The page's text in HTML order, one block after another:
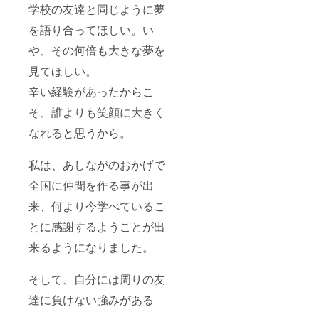
学校の友達と同じように夢
を語り合ってほしい。い
や、その何倍も大きな夢を
見てほしい。
辛い経験があったからこ
そ、誰よりも笑顔に大きく
なれると思うから。
私は、あしながのおかげで
全国に仲間を作る事が出
来、何より今学べているこ
とに感謝するようことが出
来るようになりました。
そして、自分には周りの友
達に負けない強みがある